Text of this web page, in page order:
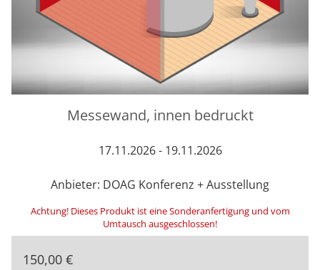
Messewand, innen bedruckt
17.11.2026 - 19.11.2026
Anbieter: DOAG Konferenz + Ausstellung
Achtung! Dieses Produkt ist eine Sonderanfertigung und vom
Umtausch ausgeschlossen!
150,00 €